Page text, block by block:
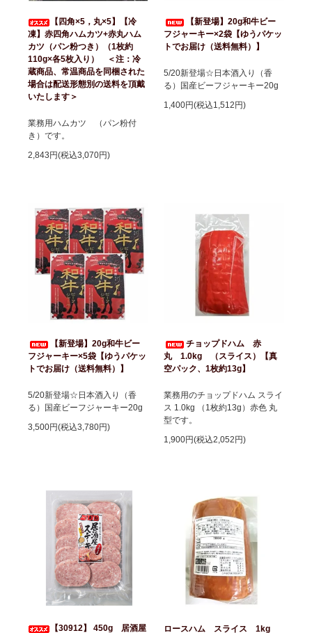
【四角×5，丸×5】【冷
凍】赤四角ハムカツ+赤丸ハム
カツ（パン粉つき）（1枚約
110g×各5枚入り） ＜注：冷
蔵商品、常温商品を同梱された
場合は配送形態別の送料を頂戴
いたします＞
業務用ハムカツ （パン粉付
き）です。
2,843円(税込3,070円)
【新登場】20g和牛ビー
フジャーキー×2袋【ゆうパケッ
トでお届け（送料無料）】
5/20新登場☆日本酒入り（香
る）国産ビーフジャーキー20g
1,400円(税込1,512円)
【新登場】20g和牛ビー
フジャーキー×5袋【ゆうパケッ
トでお届け（送料無料）】
5/20新登場☆日本酒入り（香
る）国産ビーフジャーキー20g
3,500円(税込3,780円)
チョップドハム 赤
丸 1.0kg （スライス）【真
空パック、1枚約13g】
業務用のチョップドハム スライ
ス 1.0kg （1枚約13g）赤色 丸
型です。
1,900円(税込2,052円)
【30912】 450g 居酒屋
ロースハム スライス 1kg